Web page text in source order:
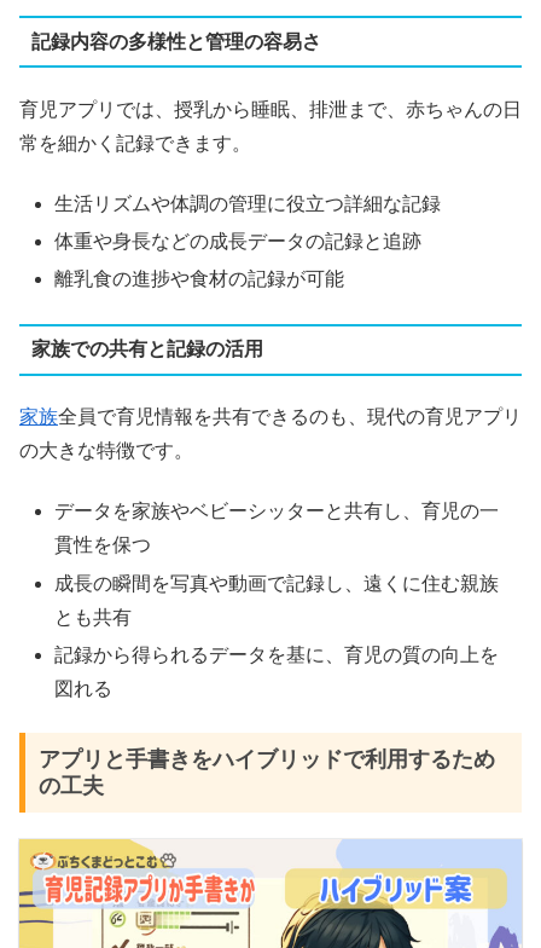
記録内容の多様性と管理の容易さ
育児アプリでは、授乳から睡眠、排泄まで、赤ちゃんの日
常を細かく記録できます。
生活リズムや体調の管理に役立つ詳細な記録
体重や身長などの成長データの記録と追跡
離乳食の進捗や食材の記録が可能
家族での共有と記録の活用
家族全員で育児情報を共有できるのも、現代の育児アプリ
の大きな特徴です。
データを家族やベビーシッターと共有し、育児の一
貫性を保つ
成長の瞬間を写真や動画で記録し、遠くに住む親族
とも共有
記録から得られるデータを基に、育児の質の向上を
図れる
アプリと手書きをハイブリッドで利用するため
の工夫